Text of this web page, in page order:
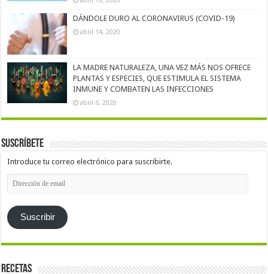
DÁNDOLE DURO AL CORONAVIRUS (COVID-19)
abril 14, 2020
LA MADRE NATURALEZA, UNA VEZ MÁS NOS OFRECE
PLANTAS Y ESPECIES, QUE ESTIMULA EL SISTEMA
INMUNE Y COMBATEN LAS INFECCIONES
abril 6, 2020
Suscríbete
Introduce tu correo electrónico para suscribirte.
Dirección
de
email
Suscribir
Recetas